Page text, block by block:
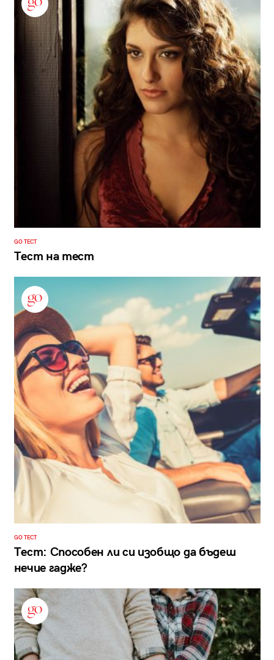
GO ТЕСТ
Тест на тест
GO ТЕСТ
Тест: Способен ли си изобщо да бъдеш
нечие гадже?